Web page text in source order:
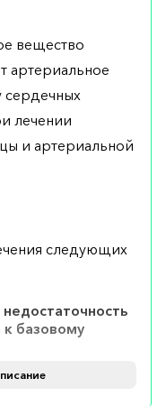
вещество
артериальное
сердечных
лечении
и артериальной
следующих
к базовому
болезнь сердца;